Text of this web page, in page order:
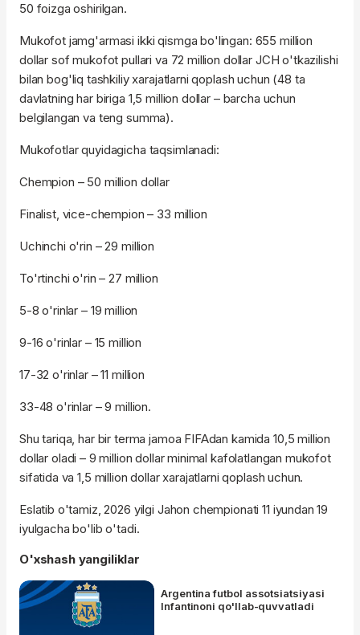
50 foizga oshirilgan.
Mukofot jamg'armasi ikki qismga bo'lingan: 655 million
dollar sof mukofot pullari va 72 million dollar JCH o'tkazilishi
bilan bog'liq tashkiliy xarajatlarni qoplash uchun (48 ta
davlatning har biriga 1,5 million dollar – barcha uchun
belgilangan va teng summa).
Mukofotlar quyidagicha taqsimlanadi:
Chempion – 50 million dollar
Finalist, vice-chempion – 33 million
Uchinchi o'rin – 29 million
To'rtinchi o'rin – 27 million
5-8 o'rinlar – 19 million
9-16 o'rinlar – 15 million
17-32 o'rinlar – 11 million
33-48 o'rinlar – 9 million.
Shu tariqa, har bir terma jamoa FIFAdan kamida 10,5 million
dollar oladi – 9 million dollar minimal kafolatlangan mukofot
sifatida va 1,5 million dollar xarajatlarni qoplash uchun.
Eslatib o'tamiz, 2026 yilgi Jahon chempionati 11 iyundan 19
iyulgacha bo'lib o'tadi.
O'xshash yangiliklar
Argentina futbol assotsiatsiyasi
Infantinoni qo'llab-quvvatladi